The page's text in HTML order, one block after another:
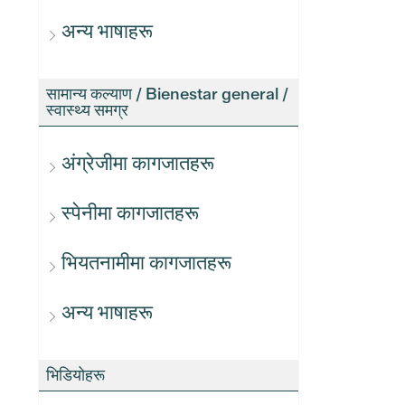
अन्य भाषाहरू
सामान्य कल्याण / Bienestar general /
स्वास्थ्य समग्र
अंग्रेजीमा कागजातहरू
स्पेनीमा कागजातहरू
भियतनामीमा कागजातहरू
अन्य भाषाहरू
भिडियोहरू